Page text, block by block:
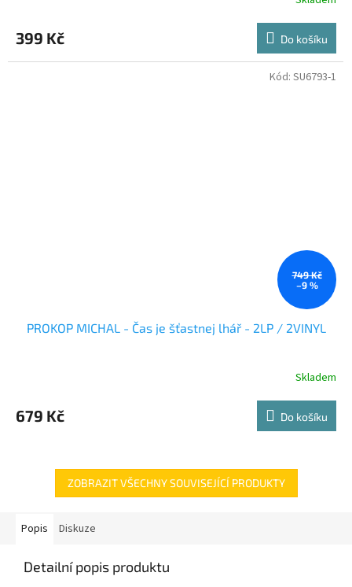
399 Kč Do košíku
749 Kč
–9 %
PROKOP MICHAL - Čas je šťastnej lhář - 2LP / 2VINYL
Skladem
679 Kč Do košíku
Kód: SU6793-1
ZOBRAZIT VŠECHNY SOUVISEJÍCÍ PRODUKTY
Popis Diskuze
Detailní popis produktu